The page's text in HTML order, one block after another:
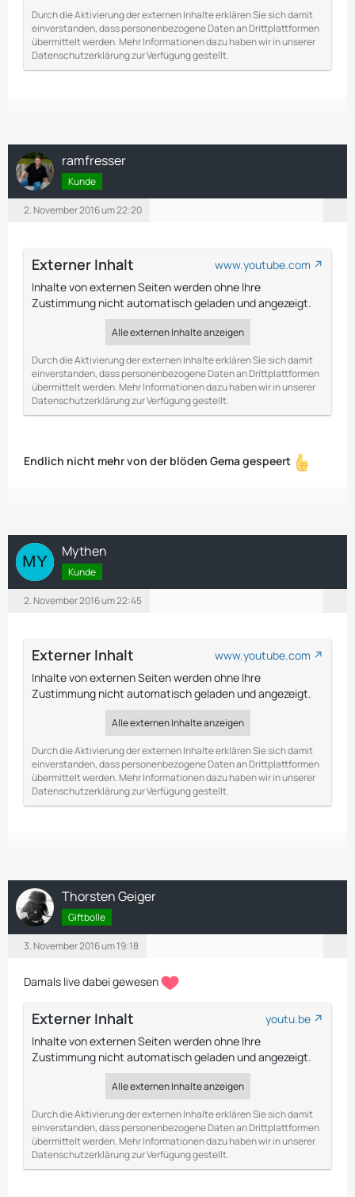
Durch die Aktivierung der externen Inhalte erklären Sie sich damit
einverstanden, dass personenbezogene Daten an Drittplattformen
übermittelt werden. Mehr Informationen dazu haben wir in unserer
Datenschutzerklärung zur Verfügung gestellt.
ramfresser
Kunde
2. November 2016 um 22:20
Externer Inhalt
www.youtube.com
Inhalte von externen Seiten werden ohne Ihre
Zustimmung nicht automatisch geladen und angezeigt.
Alle externen Inhalte anzeigen
Durch die Aktivierung der externen Inhalte erklären Sie sich damit
einverstanden, dass personenbezogene Daten an Drittplattformen
übermittelt werden. Mehr Informationen dazu haben wir in unserer
Datenschutzerklärung zur Verfügung gestellt.
Endlich nicht mehr von der blöden Gema gespeert
Mythen
Kunde
2. November 2016 um 22:45
Externer Inhalt
www.youtube.com
Inhalte von externen Seiten werden ohne Ihre
Zustimmung nicht automatisch geladen und angezeigt.
Alle externen Inhalte anzeigen
Durch die Aktivierung der externen Inhalte erklären Sie sich damit
einverstanden, dass personenbezogene Daten an Drittplattformen
übermittelt werden. Mehr Informationen dazu haben wir in unserer
Datenschutzerklärung zur Verfügung gestellt.
Thorsten Geiger
Giftbolle
3. November 2016 um 19:18
Damals live dabei gewesen
Externer Inhalt
youtu.be
Inhalte von externen Seiten werden ohne Ihre
Zustimmung nicht automatisch geladen und angezeigt.
Alle externen Inhalte anzeigen
Durch die Aktivierung der externen Inhalte erklären Sie sich damit
einverstanden, dass personenbezogene Daten an Drittplattformen
übermittelt werden. Mehr Informationen dazu haben wir in unserer
Datenschutzerklärung zur Verfügung gestellt.